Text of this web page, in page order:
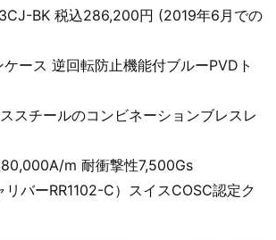
BK 税込286,200円 (2019年6月での
ース 逆回転防止機能付ブルーPVDト
スチールのコンビネーションブレスレ
m 耐衝撃性7,500Gs
リバーRR1102-C）スイスCOSC認定ク